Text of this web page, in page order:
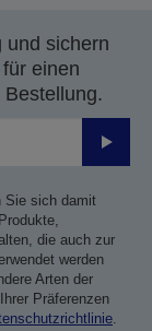
und sichern
einen
Sie sich damit
die auch zur
werden
Arten der
Präferenzen